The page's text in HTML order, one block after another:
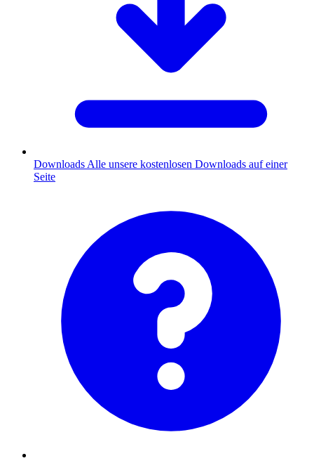
Downloads Alle unsere kostenlosen Downloads auf einer
Seite